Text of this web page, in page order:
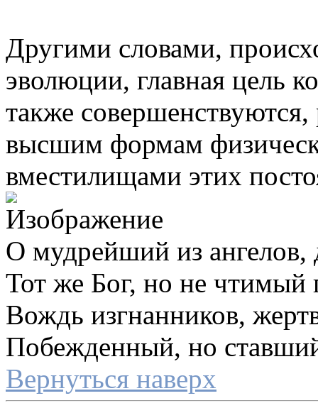
Другими словами,
эволюции, главная цель
также совершенствуются,
высшим формам
вместилищами этих
О мудрейший из ангелов,
Тот же Бог, но не чтимый
Вождь изгнанников,
Побежденный, но
Вернуться наверх